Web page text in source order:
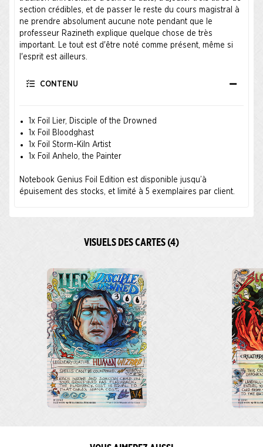
section crédibles, et de passer le reste du cours magistral à
ne prendre absolument aucune note pendant que le
professeur Razineth explique quelque chose de très
important. Le tout est d'être noté comme présent, même si
l'esprit est ailleurs.
CONTENU
1x Foil Lier, Disciple of the Drowned
1x Foil Bloodghast
1x Foil Storm-Kiln Artist
1x Foil Anhelo, the Painter
Notebook Genius Foil Edition est disponible jusqu’à
épuisement des stocks, et limité à 5 exemplaires par client.
VISUELS DES CARTES (4)